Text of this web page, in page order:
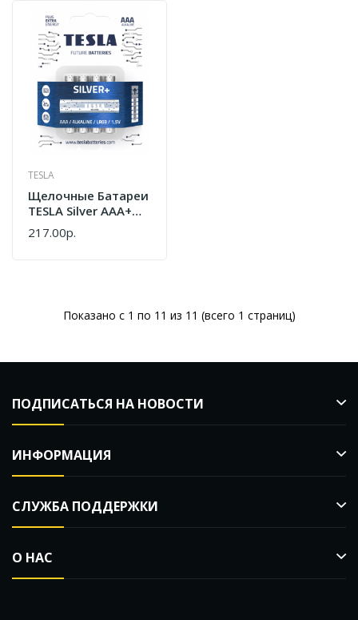
TESLA
Щелочные Батареи
TESLA Silver AAA+
4ks
217.00р.
Показано с 1 по 11 из 11 (всего 1 страниц)
ПОДПИСАТЬСЯ НА НОВОСТИ
ИНФОРМАЦИЯ
СЛУЖБА ПОДДЕРЖКИ
О НАС